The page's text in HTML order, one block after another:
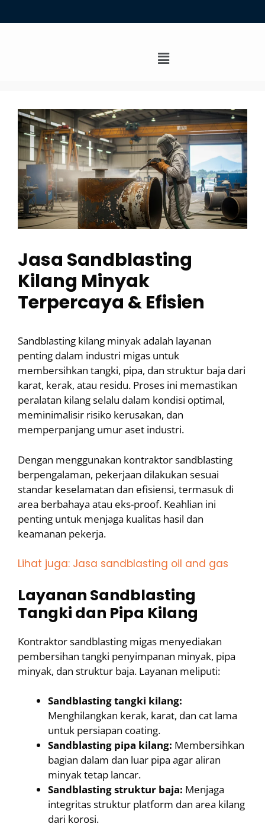
Jasa Sandblasting
Kilang Minyak
Terpercaya & Efisien
Sandblasting kilang minyak adalah layanan
penting dalam industri migas untuk
membersihkan tangki, pipa, dan struktur baja dari
karat, kerak, atau residu. Proses ini memastikan
peralatan kilang selalu dalam kondisi optimal,
meminimalisir risiko kerusakan, dan
memperpanjang umur aset industri.
Dengan menggunakan kontraktor sandblasting
berpengalaman, pekerjaan dilakukan sesuai
standar keselamatan dan efisiensi, termasuk di
area berbahaya atau eks-proof. Keahlian ini
penting untuk menjaga kualitas hasil dan
keamanan pekerja.
Lihat juga: Jasa sandblasting oil and gas
Layanan Sandblasting
Tangki dan Pipa Kilang
Kontraktor sandblasting migas menyediakan
pembersihan tangki penyimpanan minyak, pipa
minyak, dan struktur baja. Layanan meliputi:
Sandblasting tangki kilang:
Menghilangkan kerak, karat, dan cat lama
untuk persiapan coating.
Sandblasting pipa kilang: Membersihkan
bagian dalam dan luar pipa agar aliran
minyak tetap lancar.
Sandblasting struktur baja: Menjaga
integritas struktur platform dan area kilang
dari korosi.